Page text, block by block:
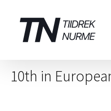
content
10th in